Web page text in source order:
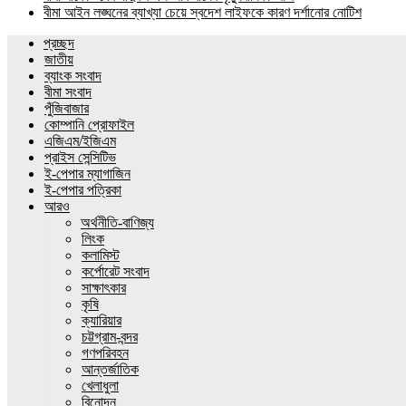
বীমা আইন লঙ্ঘনের ব্যাখ্যা চেয়ে স্বদেশ লাইফকে কারণ দর্শানোর নোটিশ
প্রচ্ছদ
জাতীয়
ব্যাংক সংবাদ
বীমা সংবাদ
পুঁজিবাজার
কোম্পানি প্রোফাইল
এজিএম/ইজিএম
প্রাইস সেন্সিটিভ
ই-পেপার ম্যাগাজিন
ই-পেপার পত্রিকা
আরও
অর্থনীতি-বাণিজ্য
লিংক
কলামিস্ট
কর্পোরেট সংবাদ
সাক্ষাৎকার
কৃষি
ক্যারিয়ার
চট্টগ্রাম-বন্দর
গণপরিবহন
আন্তর্জাতিক
খেলাধুলা
বিনোদন